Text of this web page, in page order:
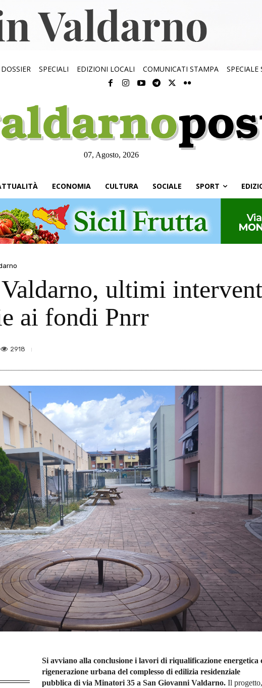
DOSSIER SPECIALI EDIZIONI LOCALI COMUNICATI STAMPA SPECIALE
07, Agosto, 2026
ECONOMIA CULTURA SOCIALE SPORT
ultimi
ai fondi Pnrr
2918
Si avviano alla conclusione i lavori di riqualificazione energetica
rigenerazione urbana del complesso di edilizia residenziale
pubblica di via Minatori 35 a San Giovanni Valdarno. Il progetto,